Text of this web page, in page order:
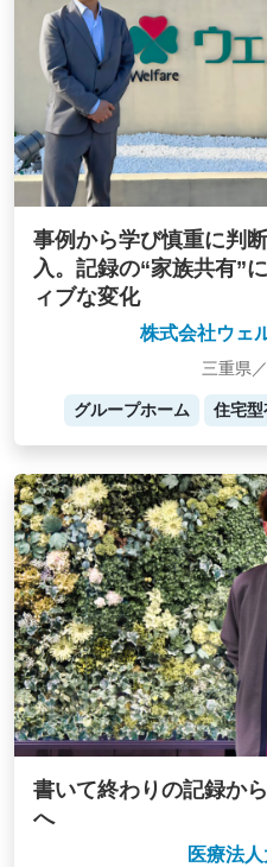
事例から学び慎重に判
入。記録の“家族共有”
ィブな変化
株式会社ウェ
三重県
グループホーム 住宅型
書いて終わりの記録か
へ
医療法